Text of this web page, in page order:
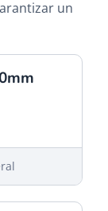
un